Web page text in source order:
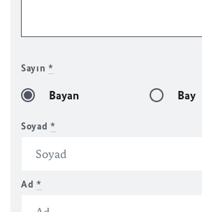
Sayın*
Bayan Bay
Soyad*
Ad*